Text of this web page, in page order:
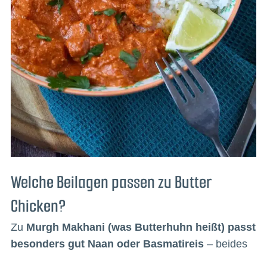
Welche Beilagen passen zu Butter
Chicken?
Zu Murgh Makhani (was Butterhuhn heißt) passt
besonders gut Naan oder Basmatireis– beides